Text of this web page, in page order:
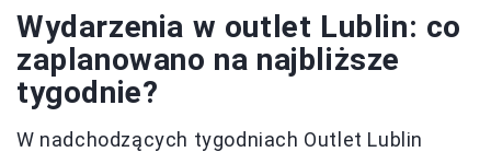
Wydarzenia w outlet Lublin: co
zaplanowano na najbliższe
tygodnie?
W nadchodzących tygodniach Outlet Lublin